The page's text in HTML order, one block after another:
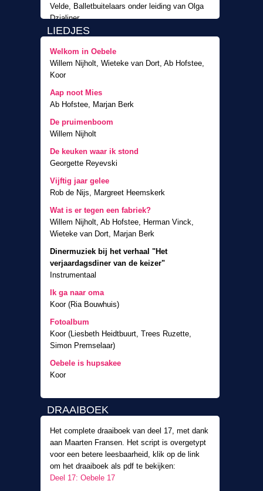
Velde, Balletbuitelaars onder leiding van Olga
Dzialiner
Gastrollen
Engelbracht Krullemuller - Wim van den Brink
Sara Krullemuller - Georgette Reyevski
Billy Biggelaar - Rob de Nijs
Gastoptreden
Gildo del Mistro (slagwerk), Joop Cantor
(cello), H. Goris (viool)
Winnaar quiz "Weet je veel"
Basisschool De Wiekslag, Stompetoren
LIEDJES
Welkom in Oebele
Willem Nijholt, Wieteke van Dort, Ab Hofstee,
Koor
Aap noot Mies
Ab Hofstee, Marjan Berk
De pruimenboom
Willem Nijholt
De keuken waar ik stond
Georgette Reyevski
Vijftig jaar gelee
Rob de Nijs, Margreet Heemskerk
Wat is er tegen een fabriek?
Willem Nijholt, Ab Hofstee, Herman Vinck,
Wieteke van Dort, Marjan Berk
Dinermuziek bij het verhaal "Het
verjaardagsdiner van de keizer"
Instrumentaal
Ik ga naar oma
Koor (Ria Bouwhuis)
Fotoalbum
Koor (Liesbeth Heidtbuurt, Trees Ruzette,
Simon Premselaar)
Oebele is hupsakee
Koor
DRAAIBOEK
Het complete draaiboek van deel 17, met dank
aan Maarten Fransen. Het script is overgetypt
voor een betere leesbaarheid, klik op de link
om het draaiboek als pdf te bekijken:
Deel 17: Oebele 17